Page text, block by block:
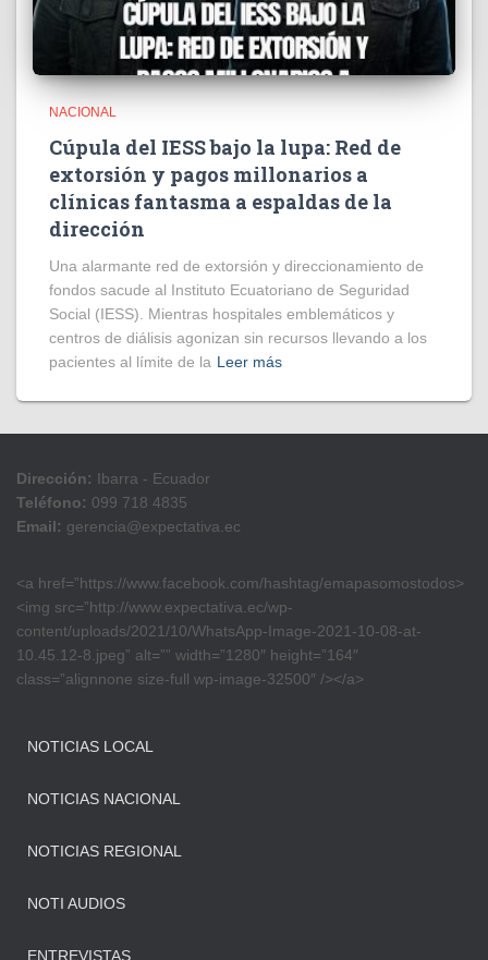
NACIONAL
Cúpula del IESS bajo la lupa: Red de
extorsión y pagos millonarios a
clínicas fantasma a espaldas de la
dirección
​Una alarmante red de extorsión y direccionamiento de
fondos sacude al Instituto Ecuatoriano de Seguridad
Social (IESS). Mientras hospitales emblemáticos y
centros de diálisis agonizan sin recursos llevando a los
pacientes al límite de la Leer más
Dirección: Ibarra - Ecuador
Teléfono: 099 718 4835
Email: gerencia@expectativa.ec
<a href=”https://www.facebook.com/hashtag/emapasomostodos>
<img src=”http://www.expectativa.ec/wp-
content/uploads/2021/10/WhatsApp-Image-2021-10-08-at-
10.45.12-8.jpeg” alt=”” width=”1280″ height=”164″
class=”alignnone size-full wp-image-32500″ /></a>
NOTICIAS LOCAL
NOTICIAS NACIONAL
NOTICIAS REGIONAL
NOTI AUDIOS
ENTREVISTAS